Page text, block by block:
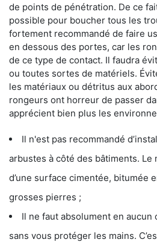
de points de pénétration. De ce
possible pour boucher tous les
fortement recommandé de faire
en dessous des portes, car les
de ce type de contact. Il faudra
ou toutes sortes de matériels.
les matériaux ou détritus aux
rongeurs ont horreur de passer
apprécient bien plus les
Il n'est pas recommandé
arbustes à côté des bâtiments.
d’une surface cimentée, bitumée
grosses pierres ;
Il ne faut absolument en aucun
sans vous protéger les mains.